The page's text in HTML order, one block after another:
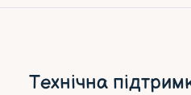
Технічна